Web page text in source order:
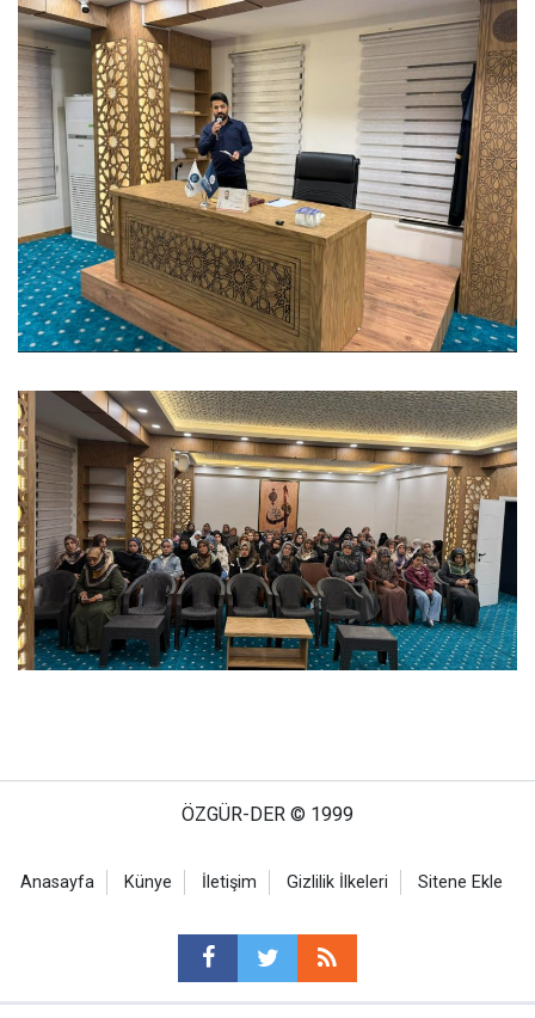
ÖZGÜR-DER © 1999
Anasayfa Künye İletişim Gizlilik İlkeleri Sitene Ekle